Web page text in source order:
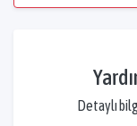
Detaylı